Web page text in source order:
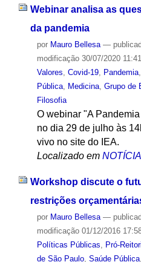
Webinar analisa as
da pandemia
por Mauro Bellesa —
modificação30/07/2020 11:41
Valores, Covid-19, Pandemia,
Pública, Medicina, Grupo de
Filosofia
O webinar "A
no dia 29 de julho às
vivo no site do IEA.
Localizado em
Workshop discute o
restrições
por Mauro Bellesa —
modificação01/12/2016
Políticas Públicas
Pró-
de São Paulo, Saúde Pública,